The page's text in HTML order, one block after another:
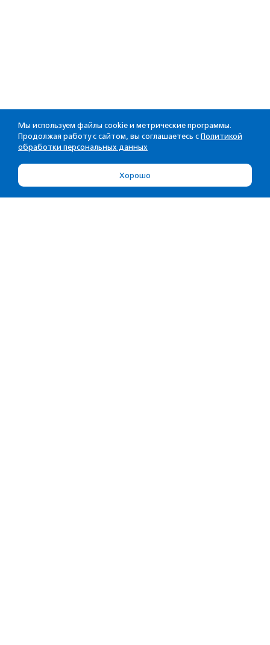
Мы используем файлы cookie и метрические программы.
Продолжая работу с сайтом, вы соглашаетесь с Политикой
обработки персональных данных
Хорошо